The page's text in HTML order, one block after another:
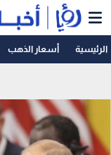
الرئيسية أسعار الذهب